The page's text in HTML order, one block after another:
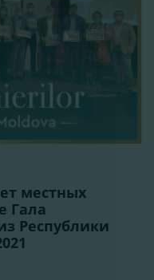
местных
Гала
Республики